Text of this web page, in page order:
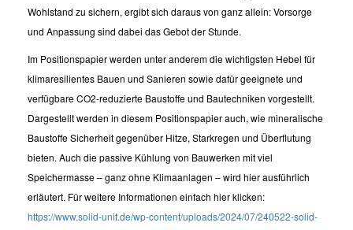
Wohlstand zu sichern, ergibt sich daraus von ganz allein: Vorsorge
und Anpassung sind dabei das Gebot der Stunde.
Im Positionspapier werden unter anderem die wichtigsten Hebel für
klimaresilientes Bauen und Sanieren sowie dafür geeignete und
verfügbare CO2-reduzierte Baustoffe und Bautechniken vorgestellt.
Dargestellt werden in diesem Positionspapier auch, wie mineralische
Baustoffe Sicherheit gegenüber Hitze, Starkregen und Überflutung
bieten. Auch die passive Kühlung von Bauwerken mit viel
Speichermasse – ganz ohne Klimaanlagen – wird hier ausführlich
erläutert. Für weitere Informationen einfach hier klicken:
https://www.solid-unit.de/wp-content/uploads/2024/07/240522-solid-